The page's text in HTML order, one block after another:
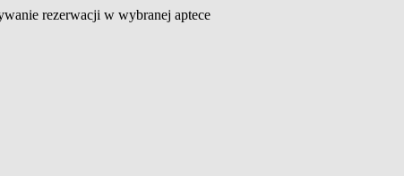
rezerwacji w wybranej aptece